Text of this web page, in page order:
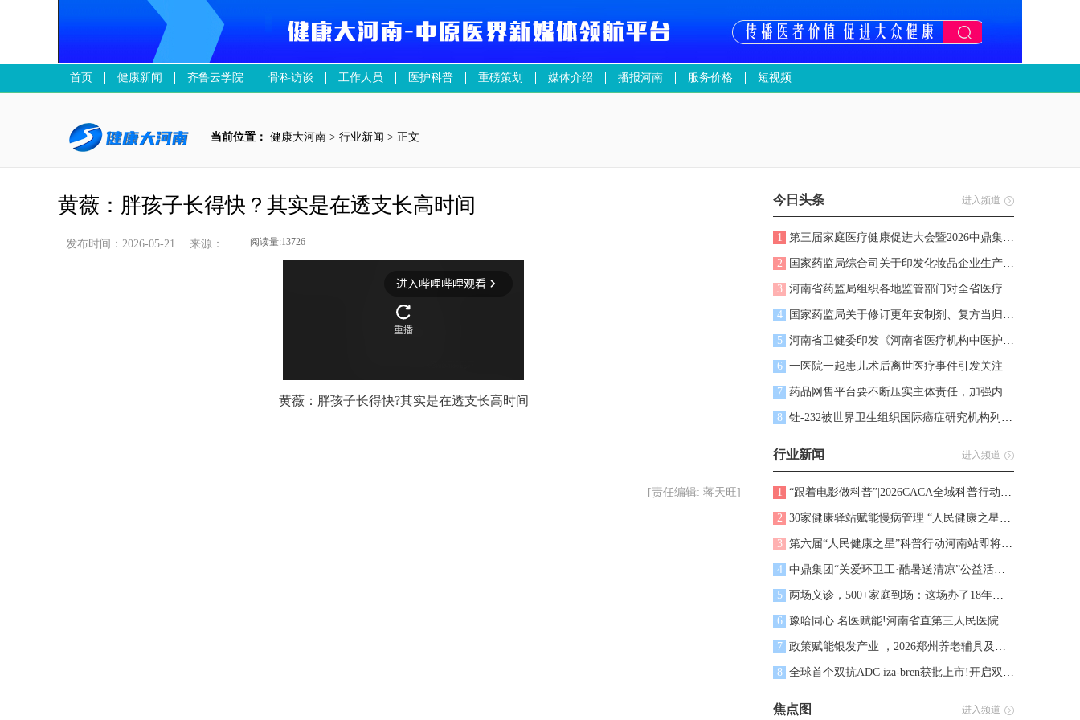
首页 健康新闻 齐鲁云学院 骨科访谈 工作人员 医护科普 重磅策划 媒体介绍 播报河南 服务价格 短视频
当前位置： 健康大河南 > 行业新闻 > 正文
今日头条 进入频道
1 第三届家庭医疗健康促进大会暨2026中鼎集团战略发展大会在河南郑州召开
2 国家药监局综合司关于印发化妆品企业生产质量管理体系提升三年行动计划
3 河南省药监局组织各地监管部门对全省医疗器械产品进行监督抽检，5批次不符合标准
4 国家药监局关于修订更年安制剂、复方当归注射剂药品说明书的公告
5 河南省卫健委印发《河南省医疗机构中医护理门诊规范化建设指引》
6 一医院一起患儿术后离世医疗事件引发关注
7 药品网售平台要不断压实主体责任，加强内部专业化管理和全流程优化
8 钍-232被世界卫生组织国际癌症研究机构列入1类致癌物清单
行业新闻 进入频道
1 “跟着电影做科普”|2026CACA全域科普行动郑州站暨《逢生：直面癌症》公益观影活动顺利启幕
2 30家健康驿站赋能慢病管理 “人民健康之星”科普行动走进河南信阳
3 第六届“人民健康之星”科普行动河南站即将启动
4 中鼎集团“关爱环卫工·酷暑送清凉”公益活动圆满举行——5万斤爱心西瓜致敬城市守护者与建设者
5 两场义诊，500+家庭到场：这场办了18年的公益活动，关注度再创新高
6 豫哈同心 名医赋能!河南省直第三人民医院与哈密市第二人民医院举行名医工作室签约仪式
7 政策赋能银发产业 ，2026郑州养老辅具及康复医疗展览会9月亮相郑州 打造中部医养康养一体化商贸对接平台
8 全球首个双抗ADC iza-bren获批上市!开启双抗ADC治疗新时代，重塑肿瘤治疗格局，中国患者抢先获益!
焦点图 进入频道
黄薇：胖孩子长得快？其实是在透支长高时间
发布时间：2026-05-21 来源：
黄薇：胖孩子长得快?其实是在透支长高时间
[责任编辑: 蒋天旺]